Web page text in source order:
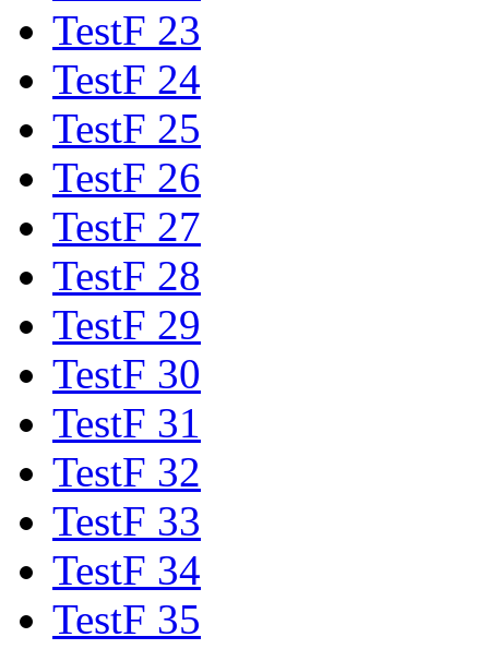
TestF 23
TestF 24
TestF 25
TestF 26
TestF 27
TestF 28
TestF 29
TestF 30
TestF 31
TestF 32
TestF 33
TestF 34
TestF 35